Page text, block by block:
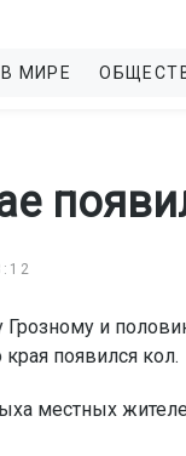
В МИРЕ
и
появился кол.
местных